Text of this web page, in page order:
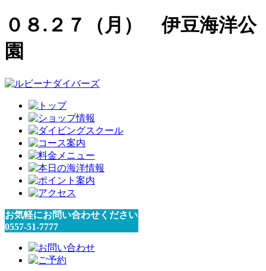
０８.２７（月） 伊豆海洋公
園
お気軽にお問い合わせください
0557-51-7777